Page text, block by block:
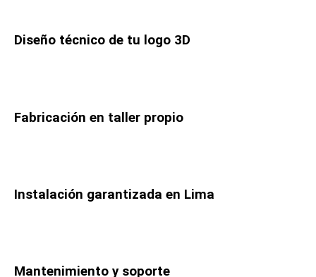
Diseño técnico de tu logo 3D
Fabricación en taller propio
Instalación garantizada en Lima
Mantenimiento y soporte